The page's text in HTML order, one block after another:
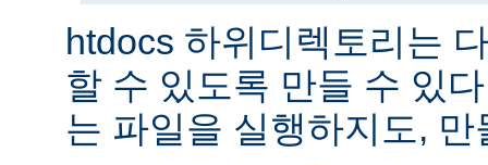
htdocs 하위디렉토리는
할 수 있도록 만들 수 있
는 파일을 실행하지도,